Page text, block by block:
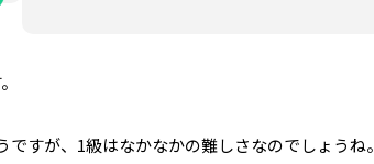
すが、1級はなかなかの難しさなのでしょうね。